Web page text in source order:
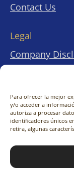
Para ofrecer la mejor
y/o acceder a
autoriza a procesar
identificadores únicos
retira, algunas
Contact Us
Legal
Company
Terms &
Cookies
© 2026
reserved.